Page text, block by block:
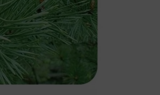
ML
PRANAROM
količina
Besplatna dostava za narudžbe